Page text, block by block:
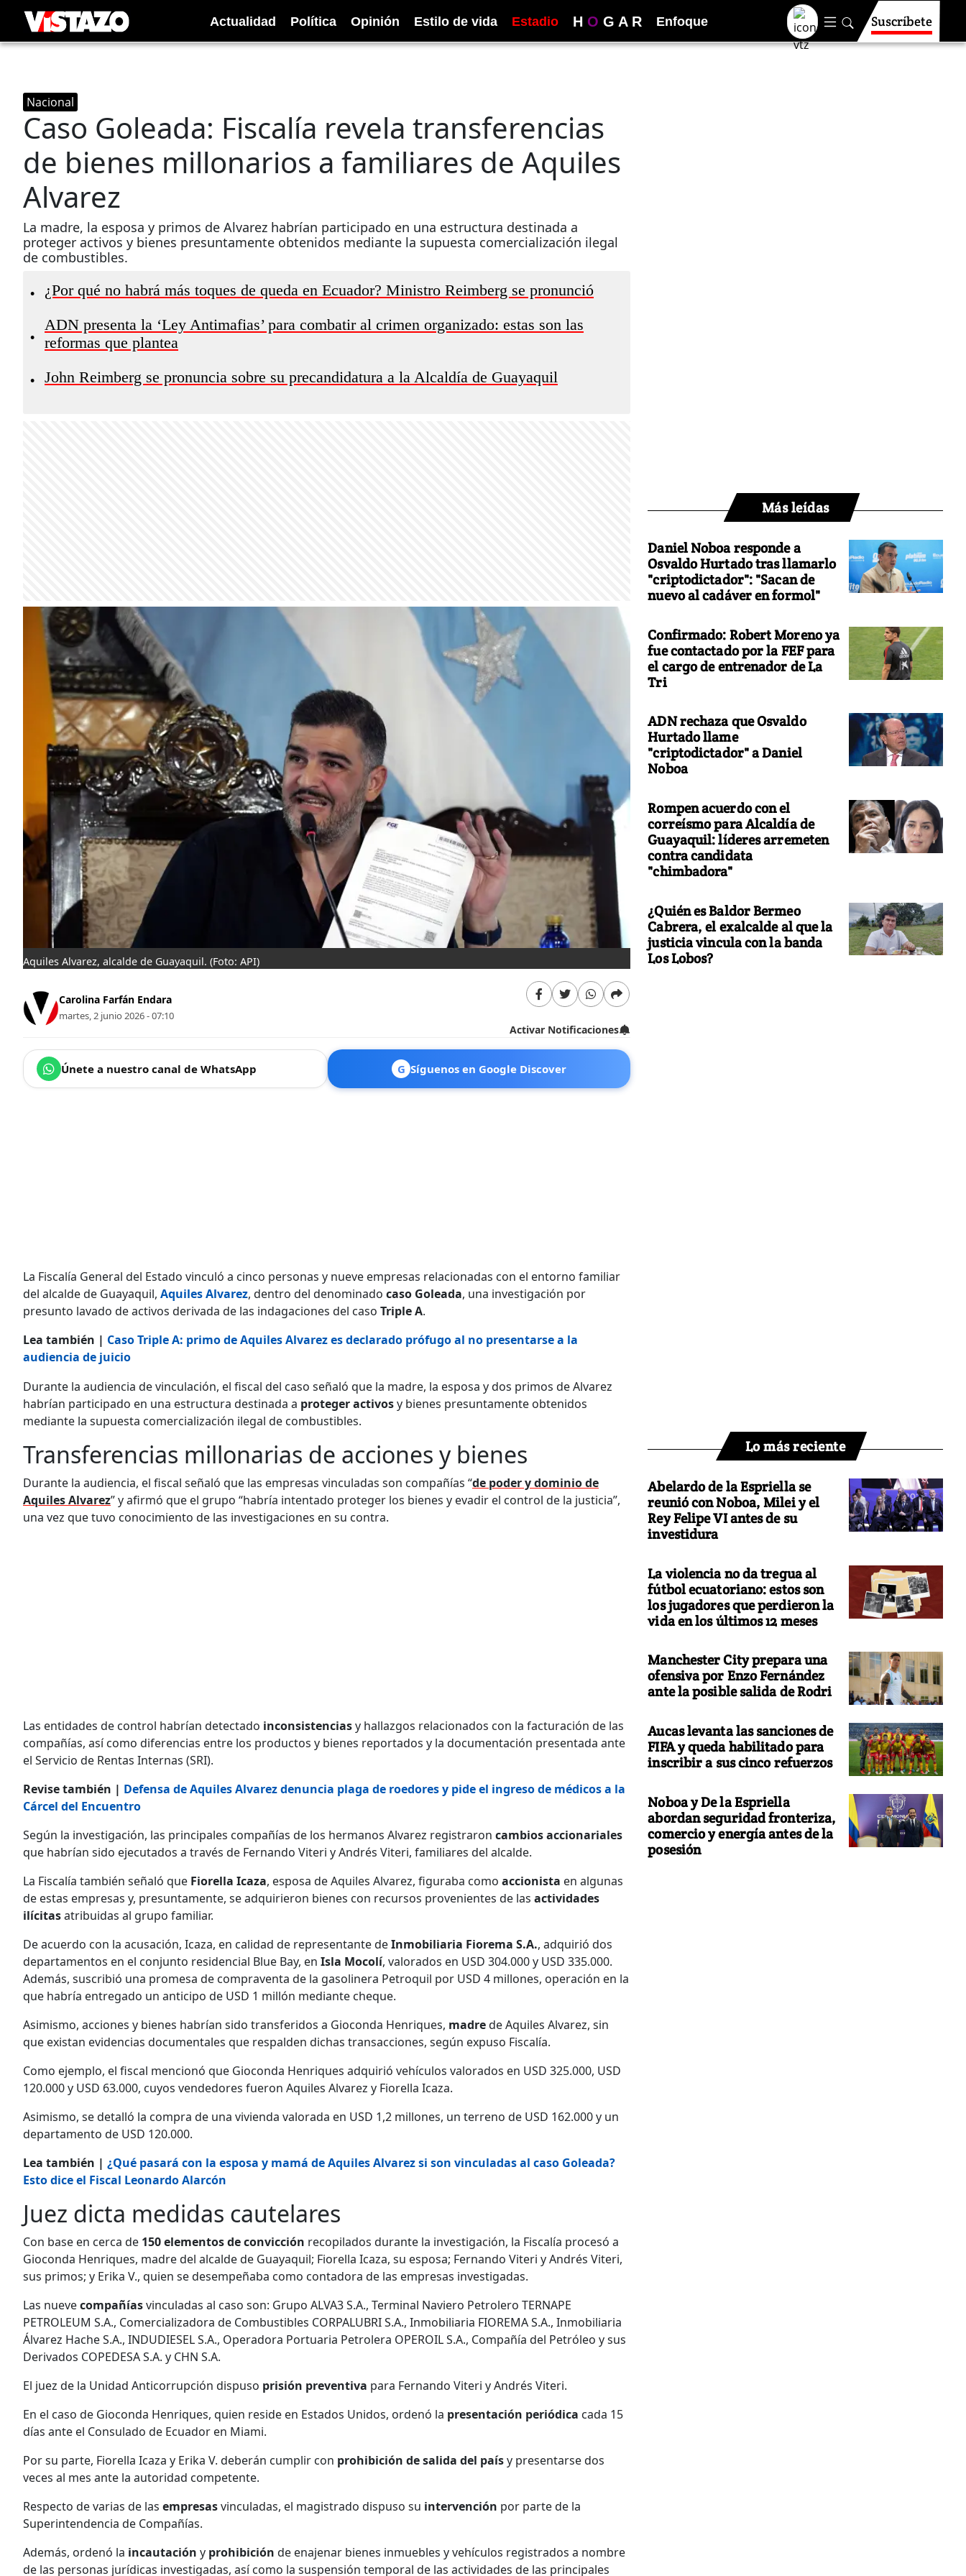
Actualidad Política Opinión Estilo de vida Estadio H O G A R Enfoque Suscríbete
Nacional
Caso Goleada: Fiscalía revela transferencias
de bienes millonarios a familiares de Aquiles
Alvarez
La madre, la esposa y primos de Alvarez habrían participado en una estructura destinada a
proteger activos y bienes presuntamente obtenidos mediante la supuesta comercialización ilegal
de combustibles.
• ¿Por qué no habrá más toques de queda en Ecuador? Ministro Reimberg se pronunció
•
ADN presenta la ‘Ley Antimafias’ para combatir al crimen organizado: estas son las
reformas que plantea
• John Reimberg se pronuncia sobre su precandidatura a la Alcaldía de Guayaquil
Aquiles Alvarez, alcalde de Guayaquil. (Foto: API)
Carolina Farfán Endara
martes, 2 junio 2026 - 07:10
Activar Notificaciones
Únete a nuestro canal de WhatsApp G Síguenos en Google Discover
La Fiscalía General del Estado vinculó a cinco personas y nueve empresas relacionadas con el entorno familiar
del alcalde de Guayaquil, Aquiles Alvarez, dentro del denominado caso Goleada, una investigación por
presunto lavado de activos derivada de las indagaciones del caso Triple A.
Lea también | Caso Triple A: primo de Aquiles Alvarez es declarado prófugo al no presentarse a la
audiencia de juicio
Durante la audiencia de vinculación, el fiscal del caso señaló que la madre, la esposa y dos primos de Alvarez
habrían participado en una estructura destinada a proteger activosy bienes presuntamente obtenidos
mediante la supuesta comercialización ilegal de combustibles.
Transferencias millonarias de acciones y bienes
Durante la audiencia, el fiscal señaló que las empresas vinculadas son compañías “de poder y dominio de
Aquiles Alvarez” y afirmó que el grupo “habría intentado proteger los bienes y evadir el control de la justicia”,
una vez que tuvo conocimiento de las investigaciones en su contra.
Las entidades de control habrían detectado inconsistenciasy hallazgos relacionados con la facturación de las
compañías, así como diferencias entre los productos y bienes reportados y la documentación presentada ante
el Servicio de Rentas Internas (SRI).
Revise también | Defensa de Aquiles Alvarez denuncia plaga de roedores y pide el ingreso de médicos a la
Cárcel del Encuentro
Según la investigación, las principales compañías de los hermanos Alvarez registraron cambios accionariales
que habrían sido ejecutados a través de Fernando Viteri y Andrés Viteri, familiares del alcalde.
La Fiscalía también señaló que Fiorella Icaza, esposa de Aquiles Alvarez, figuraba como accionista en algunas
de estas empresas y, presuntamente, se adquirieron bienes con recursos provenientes de las actividades
ilícitasatribuidas al grupo familiar.
De acuerdo con la acusación, Icaza, en calidad de representante deInmobiliaria Fiorema S.A., adquirió dos
departamentos en el conjunto residencial Blue Bay, en Isla Mocolí, valorados en USD 304.000 y USD 335.000.
Además, suscribió una promesa de compraventa de la gasolinera Petroquil por USD 4 millones, operación en la
que habría entregado un anticipo de USD 1 millón mediante cheque.
Asimismo, acciones y bienes habrían sido transferidos a Gioconda Henriques, madrede Aquiles Alvarez, sin
que existan evidencias documentales que respalden dichas transacciones, según expuso Fiscalía.
Como ejemplo, el fiscal mencionó que Gioconda Henriques adquirió vehículos valorados en USD 325.000, USD
120.000 y USD 63.000, cuyos vendedores fueron Aquiles Alvarez y Fiorella Icaza.
Asimismo, se detalló la compra de una vivienda valorada en USD 1,2 millones, un terreno de USD 162.000 y un
departamento de USD 120.000.
Lea también | ¿Qué pasará con la esposa y mamá de Aquiles Alvarez si son vinculadas al caso Goleada?
Esto dice el Fiscal Leonardo Alarcón
Juez dicta medidas cautelares
Con base en cerca de 150 elementos de convicción recopilados durante la investigación, la Fiscalía procesó a
Gioconda Henriques, madre del alcalde de Guayaquil; Fiorella Icaza, su esposa; Fernando Viteri y Andrés Viteri,
sus primos; y Erika V., quien se desempeñaba como contadora de las empresas investigadas.
Las nuevecompañíasvinculadas al caso son: Grupo ALVA3 S.A., Terminal Naviero Petrolero TERNAPE
PETROLEUM S.A., Comercializadora de Combustibles CORPALUBRI S.A., Inmobiliaria FIOREMA S.A., Inmobiliaria
Álvarez Hache S.A., INDUDIESEL S.A., Operadora Portuaria Petrolera OPEROIL S.A., Compañía del Petróleo y sus
Derivados COPEDESA S.A. y CHN S.A.
El juez de la Unidad Anticorrupción dispuso prisión preventiva para Fernando Viteri y Andrés Viteri.
En el caso de Gioconda Henriques, quien reside en Estados Unidos, ordenó la presentación periódica cada 15
días ante el Consulado de Ecuador en Miami.
Por su parte, Fiorella Icaza y Erika V. deberán cumplir con prohibición de salida del paísy presentarse dos
veces al mes ante la autoridad competente.
Respecto de varias de las empresasvinculadas, el magistrado dispuso su intervención por parte de la
Superintendencia de Compañías.
Además, ordenó la incautación y prohibición de enajenar bienes inmuebles y vehículos registrados a nombre
de las personas jurídicas investigadas, así como la suspensión temporal de las actividades de las principales
Más leídas
Daniel Noboa responde a
Osvaldo Hurtado tras llamarlo
"criptodictador": "Sacan de
nuevo al cadáver en formol"
Confirmado: Robert Moreno ya
fue contactado por la FEF para
el cargo de entrenador de La
Tri
ADN rechaza que Osvaldo
Hurtado llame
"criptodictador" a Daniel
Noboa
Rompen acuerdo con el
correísmo para Alcaldía de
Guayaquil: líderes arremeten
contra candidata
"chimbadora"
¿Quién es Baldor Bermeo
Cabrera, el exalcalde al que la
justicia vincula con la banda
Los Lobos?
Lo más reciente
Abelardo de la Espriella se
reunió con Noboa, Milei y el
Rey Felipe VI antes de su
investidura
La violencia no da tregua al
fútbol ecuatoriano: estos son
los jugadores que perdieron la
vida en los últimos 12 meses
Manchester City prepara una
ofensiva por Enzo Fernández
ante la posible salida de Rodri
Aucas levanta las sanciones de
FIFA y queda habilitado para
inscribir a sus cinco refuerzos
Noboa y De la Espriella
abordan seguridad fronteriza,
comercio y energía antes de la
posesión